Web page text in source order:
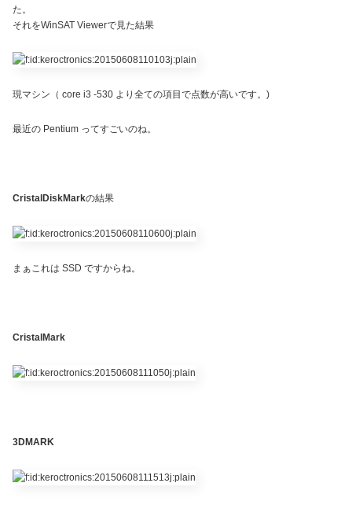
た。
それをWinSAT Viewerで見た結果
現マシン（ core i3 -530 より全ての項目で点数が高いです。)
最近の Pentium ってすごいのね。
CristalDiskMarkの結果
まぁこれは SSD ですからね。
CristalMark
3DMARK